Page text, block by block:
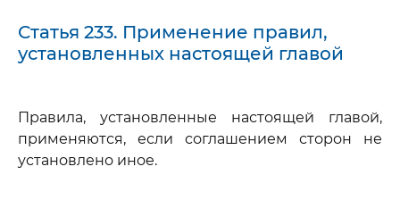
Статья 233. Применение правил,
установленных настоящей главой
Правила, установленные настоящей главой,
применяются, если соглашением сторон не
установлено иное.